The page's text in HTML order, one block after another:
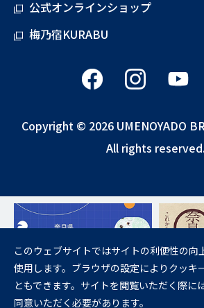
公式オンラインショップ
梅乃宿KURABU
Copyright © 2026 UMENOYADO
All rights reserved.
飲酒は20歳になってから。
妊娠中や授乳期の飲酒は、胎児・乳児の
あります。
このウェブサイトではサイトの利便性の向
使用します。ブラウザの設定によりクッキ
ともできます。サイトを閲覧いただく際に
同意いただく必要があります。